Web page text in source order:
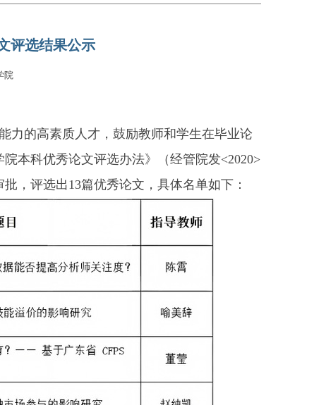
评选结果公示
院
力的高素质人才，鼓励教师和学生在毕业论
本科优秀论文评选办法》（经管院发<2020>
，评选出13篇优秀论文，具体名单如下：